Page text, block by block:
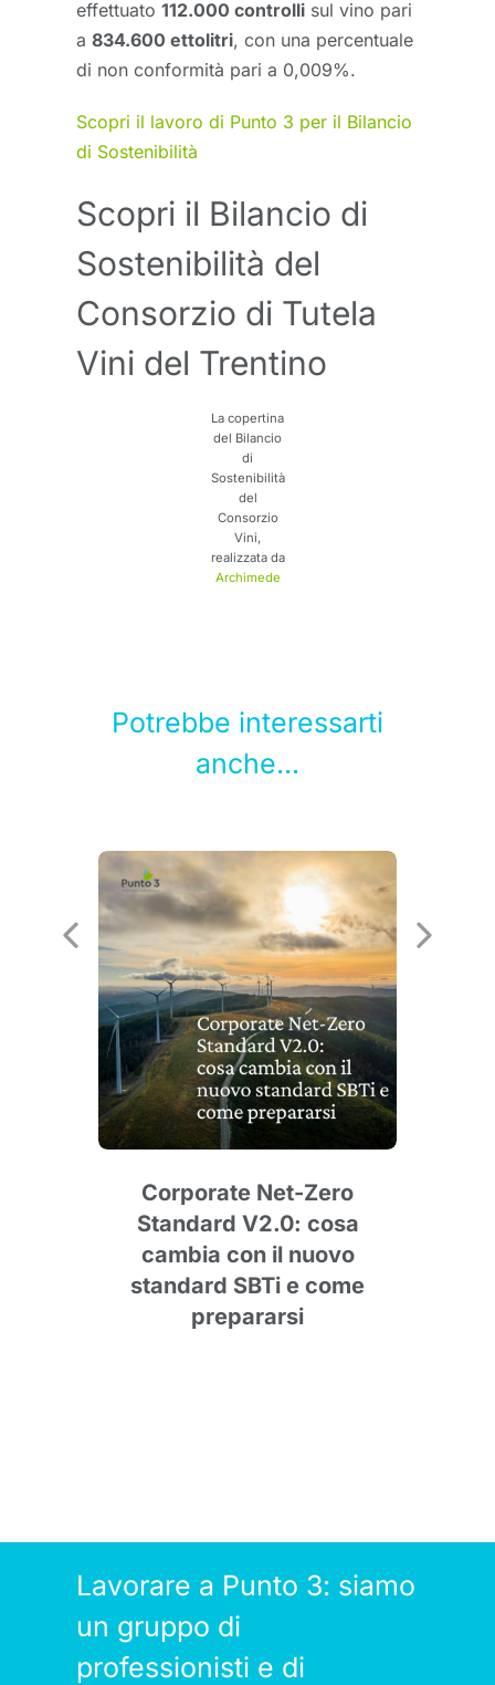
effettuato 112.000 controlli sul vino pari
a 834.600 ettolitri, con una percentuale
di non conformità pari a 0,009%.
Scopri il lavoro di Punto 3 per il Bilancio
di Sostenibilità
Scopri il Bilancio di
Sostenibilità del
Consorzio di Tutela
Vini del Trentino
La copertina
del Bilancio
di
Sostenibilità
del
Consorzio
Vini,
realizzata da
Archimede
Potrebbe interessarti
anche...
Corporate Net-Zero
Standard V2.0: cosa
cambia con il nuovo
standard SBTi e come
prepararsi
Lavorare a Punto 3: siamo
un gruppo di
professionisti e di